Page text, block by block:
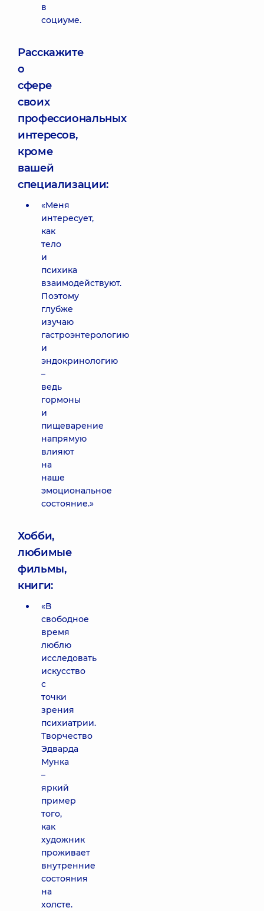
в
социуме.
Расскажите
о
сфере
своих
профессиональных
интересов,
кроме
вашей
специализации:
«Меня
интересует,
как
тело
и
психика
взаимодействуют.
Поэтому
глубже
изучаю
гастроэнтерологию
и
эндокринологию
–
ведь
гормоны
и
пищеварение
напрямую
влияют
на
наше
эмоциональное
состояние.»
Хобби,
любимые
фильмы,
книги:
«В
свободное
время
люблю
исследовать
искусство
с
точки
зрения
психиатрии.
Творчество
Эдварда
Мунка
–
яркий
пример
того,
как
художник
проживает
внутренние
состояния
на
холсте.